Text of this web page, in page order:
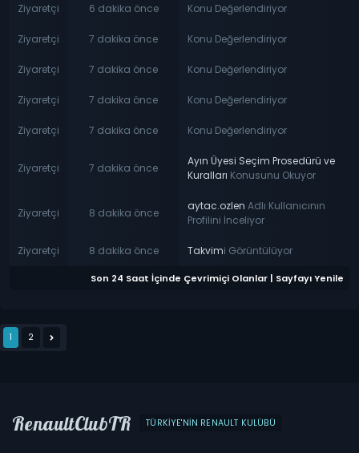
Ziyaretçi 6 dakika önce Konu Değerlendiriyor
Ziyaretçi 7 dakika önce Konu Değerlendiriyor
Ziyaretçi 7 dakika önce Konu Değerlendiriyor
Ziyaretçi 7 dakika önce Konu Değerlendiriyor
Ziyaretçi 7 dakika önce Konu Değerlendiriyor
Ziyaretçi 7 dakika önce
Ayın Üyesi Seçim Prosedürü ve
Kuralları Konusunu Okuyor
Ziyaretçi 8 dakika önce
aytac.ozlen Adlı Kullanıcının
Profilini İnceliyor
Ziyaretçi 8 dakika önce Takvimi Görüntülüyor
Son 24 Saat İçinde Çevrimiçi Olanlar | Sayfayı Yenile
1 2
RenaultClubTR TÜRKIYE'NIN RENAULT KULÜBÜ